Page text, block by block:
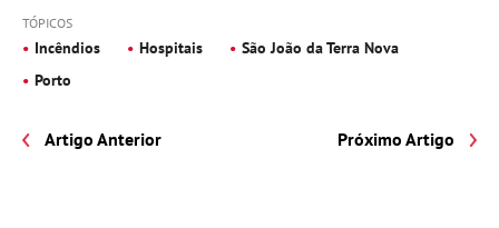
TÓPICOS
Incêndios Hospitais
São João da Terra Nova
Porto
Artigo Anterior Próximo Artigo